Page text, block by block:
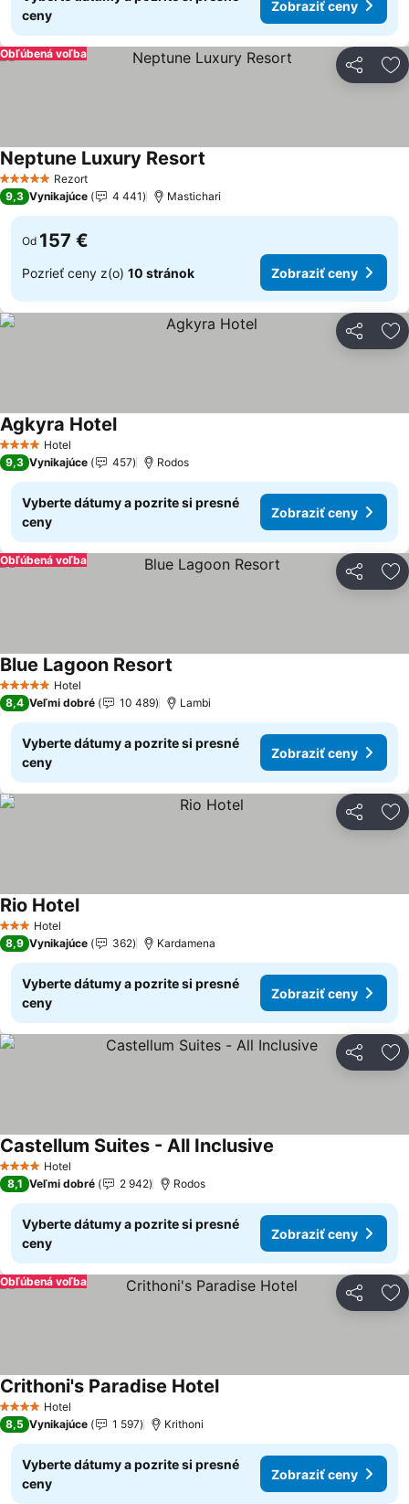
ceny
Zobraziť ceny
Zdieľať
Obľúbená voľba
5 Počet hviezdičiek
Rezort
Neptune Luxury Resort
9,3 Vynikajúce 4 441 Mastichari
Od 157 €
Pozrieť ceny z(o) 10 stránok Zobraziť ceny
Zdieľať
4 Počet hviezdičiek
Hotel
Agkyra HotelZobraziť ceny
9,3 Vynikajúce 457 Rodos
Vyberte dátumy a pozrite si presné
ceny
Zobraziť ceny
Zdieľať
Obľúbená voľba
5 Počet hviezdičiek
Hotel
Blue Lagoon Resort
8,4 Veľmi dobré 10 489 Lambi
Vyberte dátumy a pozrite si presné
ceny
Zobraziť ceny
Zdieľať
3 Počet hviezdičiek
Hotel
Rio HotelZobraziť ceny
8,9 Vynikajúce 362 Kardamena
Vyberte dátumy a pozrite si presné
ceny
Zobraziť ceny
Zdieľať
4 Počet hviezdičiek
Hotel
Castellum Suites - All Inclusive
8,1 Veľmi dobré 2 942 Rodos
Vyberte dátumy a pozrite si presné
ceny
Zobraziť ceny
Zdieľať
Obľúbená voľba
4 Počet hviezdičiek
Hotel
Crithoni's Paradise HotelZobraziť ceny
8,5 Vynikajúce 1 597 Krithoni
Vyberte dátumy a pozrite si presné
ceny
Zobraziť ceny